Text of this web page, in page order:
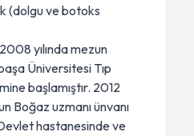
(dolgu ve botoks
yılında mezun
Üniversitesi Tıp
başlamıştır. 2012
Boğaz uzmanı ünvanı
hastanesinde ve